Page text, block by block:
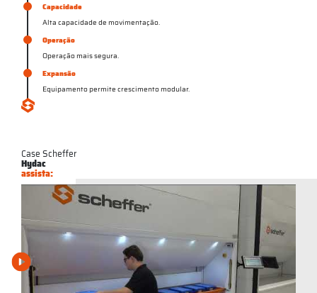
Capacidade
Alta capacidade de movimentação.
Operação
Operação mais segura.
Expansão
Equipamento permite crescimento modular.
Case Scheffer
Hydac
assista: